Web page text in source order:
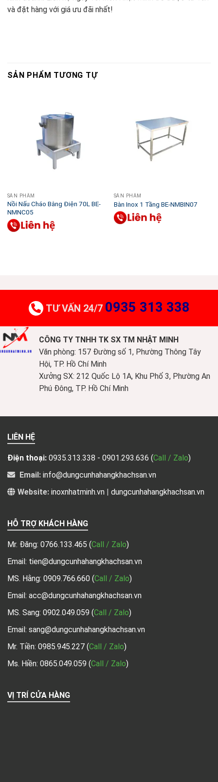
và đặt hàng với giá ưu đãi nhất!
SẢN PHẨM TƯƠNG TỰ
SẢN PHẨM
Nồi Nấu Cháo Bằng Điện 70L BE-
NMNC05
SẢN PHẨM
Bàn Inox 1 Tầng BE-NMBIN07
TƯ VẤN 24/7 0935 313 338
CÔNG TY TNHH TK SX TM NHẬT MINH
Văn phòng: 157 Đường số 1, Phường Thông Tây
Hội, TP. Hồ Chí Minh
Xưởng SX: 212 Quốc Lộ 1A, Khu Phố 3, Phường An
Phú Đông, TP. Hồ Chí Minh
LIÊN HỆ
Điện thoại: 0935.313.338 - 0901.293.636 (Call / Zalo)
Email: info@dungcunhahangkhachsan.vn
Website: inoxnhatminh.vn | dungcunhahangkhachsan.vn
HỖ TRỢ KHÁCH HÀNG
Mr. Đăng: 0766.133.465 (Call / Zalo)
Email: tien@dungcunhahangkhachsan.vn
MS. Hằng: 0909.766.660 (Call / Zalo)
Email: acc@dungcunhahangkhachsan.vn
MS. Sang: 0902.049.059 (Call / Zalo)
Email: sang@dungcunhahangkhachsan.vn
Mr. Tiền: 0985.945.227 (Call / Zalo)
Ms. Hiền: 0865.049.059 (Call / Zalo)
VỊ TRÍ CỬA HÀNG